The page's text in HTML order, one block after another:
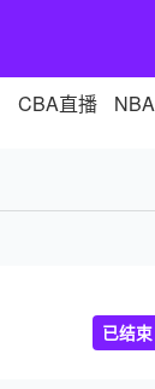
CBA直播
已结束